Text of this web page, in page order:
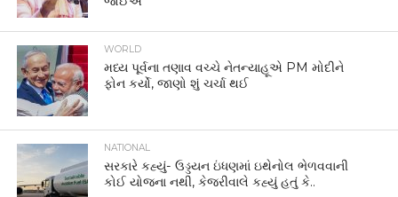
WORLD
મધ્ય પૂર્વના તણાવ વચ્ચે નેતન્યાહૂએ PM મોદીને
ફોન કર્યો, જાણો શું ચર્ચા થઈ
NATIONAL
સરકારે કહ્યું- ઉડ્ડયન ઇંધણમાં ઇથેનોલ ભેળવવાની
કોઈ યોજના નથી, કેજરીવાલે કહ્યું હતું કે..